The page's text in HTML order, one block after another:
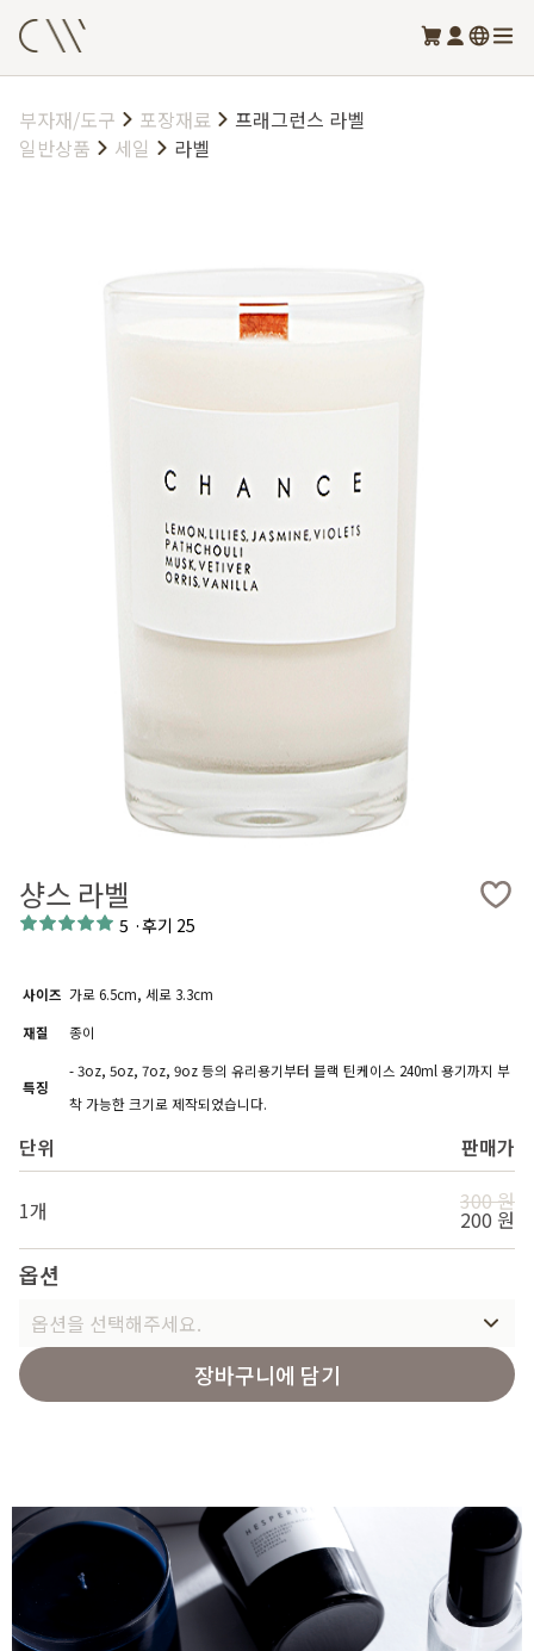
부자재/도구 포장재료
프래그런스 라벨
일반상품
세일 라벨
샹스 라벨
5 ·후기 25
사이즈 가로 6.5cm, 세로 3.3cm
재질
종이
특징
- 3oz, 5oz, 7oz, 9oz 등의 유리용기부터 블랙 틴케이스 240ml 용기까지 부
착 가능한 크기로 제작되었습니다.
단위 판매가
1개 300 원
200 원
옵션
옵션을 선택해주세요.
장바구니에 담기